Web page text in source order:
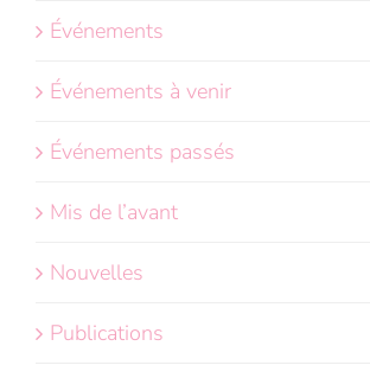
Événements
Événements à venir
Événements passés
Mis de l’avant
Nouvelles
Publications